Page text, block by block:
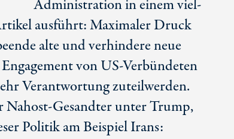
Administration in einem viel-
ausführt: Maximaler Druck
alte und verhindere neue
vonUS-Verbündeten
Verantwortung zuteilwerden.
Nahost-Gesandter unter Trump,
Politik am Beispiel Irans: